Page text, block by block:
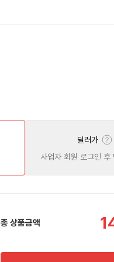
딜러가
사업자 회원 로그인 후
총 상품금액